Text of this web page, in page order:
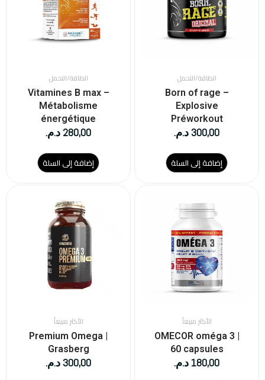
الطاقة/التحمل
Born of rage –
Explosive
Préworkout
300,00د.م.
إضافة إلى السلة
الطاقة/التحمل
Vitamines B max –
Métabolisme
énergétique
280,00 د.م.
إضافة إلى السلة
الأكثر مبيعاً
OMECOR oméga 3 |
60 capsules
180,00 د.م.
الأكثر مبيعاً
Premium Omega |
Grasberg
300,00د.م.